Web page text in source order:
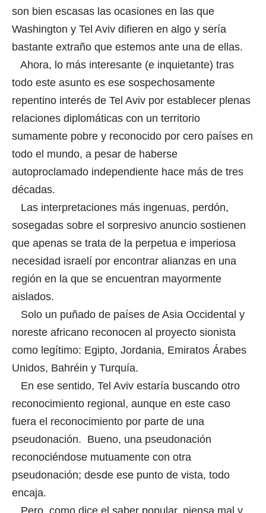
son bien escasas las ocasiones en las que
Washington y Tel Aviv difieren en algo y sería
bastante extraño que estemos ante una de ellas.
Ahora, lo más interesante (e inquietante) tras
todo este asunto es ese sospechosamente
repentino interés de Tel Aviv por establecer plenas
relaciones diplomáticas con un territorio
sumamente pobre y reconocido por cero países en
todo el mundo, a pesar de haberse
autoproclamado independiente hace más de tres
décadas.
Las interpretaciones más ingenuas, perdón,
sosegadas sobre el sorpresivo anuncio sostienen
que apenas se trata de la perpetua e imperiosa
necesidad israelí por encontrar alianzas en una
región en la que se encuentran mayormente
aislados.
Solo un puñado de países de Asia Occidental y
noreste africano reconocen al proyecto sionista
como legítimo: Egipto, Jordania, Emiratos Árabes
Unidos, Bahréin y Turquía.
En ese sentido, Tel Aviv estaría buscando otro
reconocimiento regional, aunque en este caso
fuera el reconocimiento por parte de una
pseudonación. Bueno, una pseudonación
reconociéndose mutuamente con otra
pseudonación; desde ese punto de vista, todo
encaja.
Pero, como dice el saber popular, piensa mal y